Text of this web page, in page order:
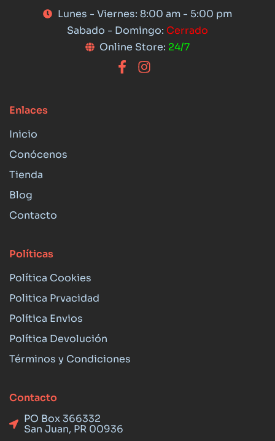
Lunes - Viernes: 8:00 am - 5:00 pm
Sabado - Domingo: Cerrado
Online Store: 24/7
Enlaces
Inicio
Conócenos
Tienda
Blog
Contacto
Políticas
Política Cookies
Politica Prvacidad
Política Envios
Política Devolución
Términos y Condiciones
Contacto
PO Box 366332
San Juan, PR 00936